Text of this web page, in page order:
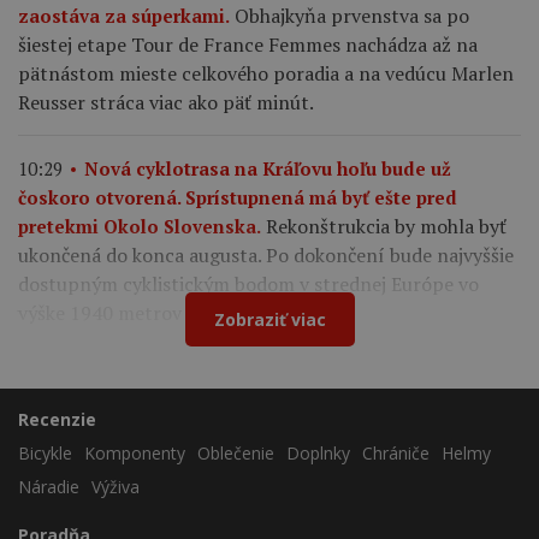
zaostáva za súperkami. Obhajkyňa prvenstva sa po
šiestej etape Tour de France Femmes nachádza až na
pätnástom mieste celkového poradia a na vedúcu Marlen
Reusser stráca viac ako päť minút.
10:29
Nová cyklotrasa na Kráľovu hoľu bude už
čoskoro otvorená. Sprístupnená má byť ešte pred
pretekmi Okolo Slovenska. Rekonštrukcia by mohla byť
ukončená do konca augusta. Po dokončení bude najvyššie
dostupným cyklistickým bodom v strednej Európe vo
výške 1940 metrov nad morom.
Zobraziť viac
Recenzie
Bicykle
Komponenty Oblečenie Doplnky Chrániče
Helmy
Náradie Výživa